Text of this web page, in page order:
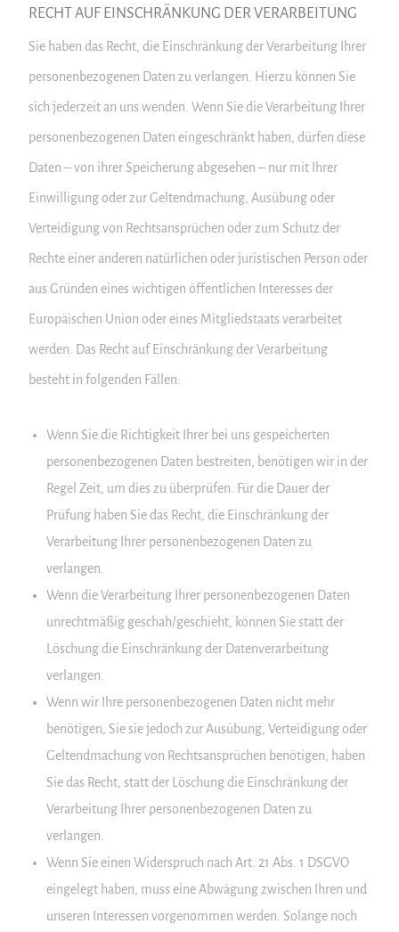
RECHT AUF EINSCHRÄNKUNG DER VERARBEITUNG
Sie haben das Recht, die Einschränkung der Verarbeitung Ihrer
personenbezogenen Daten zu verlangen. Hierzu können Sie
sich jederzeit an uns wenden. Wenn Sie die Verarbeitung Ihrer
personenbezogenen Daten eingeschränkt haben, dürfen diese
Daten – von ihrer Speicherung abgesehen – nur mit Ihrer
Einwilligung oder zur Geltendmachung, Ausübung oder
Verteidigung von Rechtsansprüchen oder zum Schutz der
Rechte einer anderen natürlichen oder juristischen Person oder
aus Gründen eines wichtigen öffentlichen Interesses der
Europäischen Union oder eines Mitgliedstaats verarbeitet
werden. Das Recht auf Einschränkung der Verarbeitung
besteht in folgenden Fällen:
Wenn Sie die Richtigkeit Ihrer bei uns gespeicherten
personenbezogenen Daten bestreiten, benötigen wir in der
Regel Zeit, um dies zu überprüfen. Für die Dauer der
Prüfung haben Sie das Recht, die Einschränkung der
Verarbeitung Ihrer personenbezogenen Daten zu
verlangen.
Wenn die Verarbeitung Ihrer personenbezogenen Daten
unrechtmäßig geschah/geschieht, können Sie statt der
Löschung die Einschränkung der Datenverarbeitung
verlangen.
Wenn wir Ihre personenbezogenen Daten nicht mehr
benötigen, Sie sie jedoch zur Ausübung, Verteidigung oder
Geltendmachung von Rechtsansprüchen benötigen, haben
Sie das Recht, statt der Löschung die Einschränkung der
Verarbeitung Ihrer personenbezogenen Daten zu
verlangen.
Wenn Sie einen Widerspruch nach Art. 21 Abs. 1 DSGVO
eingelegt haben, muss eine Abwägung zwischen Ihren und
unseren Interessen vorgenommen werden. Solange noch